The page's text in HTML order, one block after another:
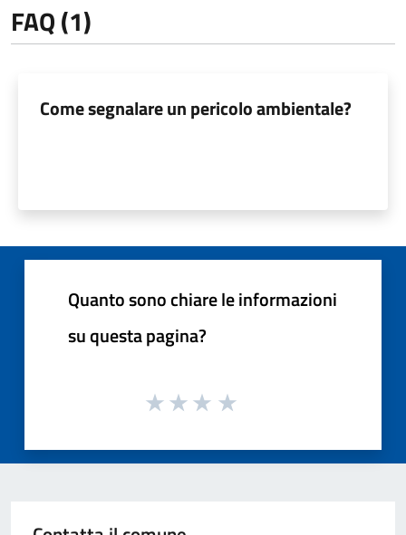
FAQ (1)
Come segnalare un pericolo ambientale?
Quanto sono chiare le informazioni
su questa pagina?